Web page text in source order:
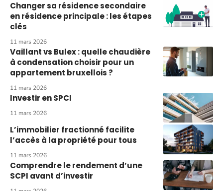
Changer sa résidence secondaire
en résidence principale : les étapes
clés
11 mars 2026
Vaillant vs Bulex : quelle chaudière
à condensation choisir pour un
appartement bruxellois ?
11 mars 2026
Investir en SPCI
11 mars 2026
L’immobilier fractionné facilite
l’accès à la propriété pour tous
11 mars 2026
Comprendre le rendement d’une
SCPI avant d’investir